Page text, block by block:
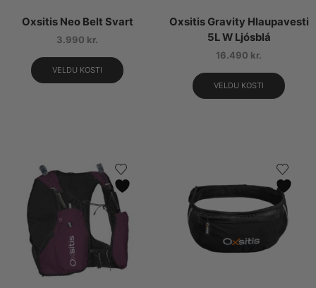
Oxsitis Neo Belt Svart
3.990 kr.
VELDU KOSTI
Oxsitis Gravity Hlaupavesti
5L W Ljósblá
16.490 kr.
VELDU KOSTI